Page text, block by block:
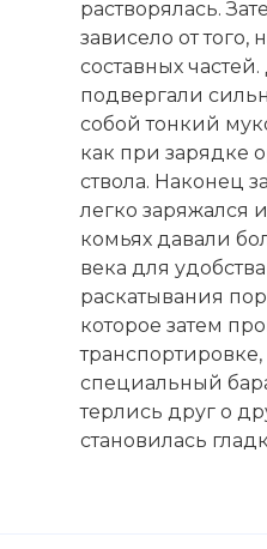
растворялась.
зависело от
составных
подвергали
собой тонкий
как при зарядке
ствола. Наконец
легко заряжался
комьях давали
века для
раскатывания
которое затем
специальный
терлись друг о
становилась